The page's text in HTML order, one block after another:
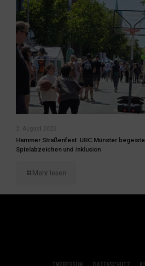
2. August 2026
Hammer Straßenfest: UBC Münster
Spielabzeichen und Inklusion
Mehr lesen
Impressum Datenschutz